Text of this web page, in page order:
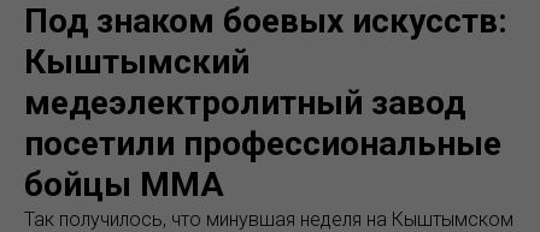
Под знаком боевых искусств:
Кыштымский
медеэлектролитный завод
посетили профессиональные
бойцы MMA
Так получилось, что минувшая неделя на Кыштымском